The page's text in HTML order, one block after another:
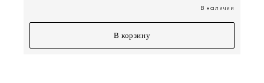
В наличии
В корзину